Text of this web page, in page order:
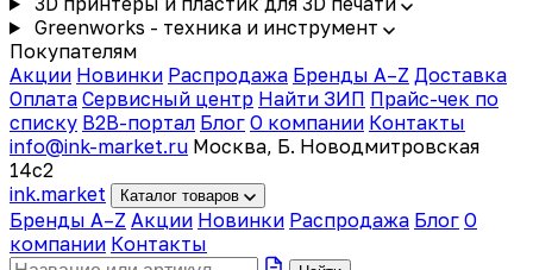
Greenworks - техника и инструмент
Покупателям
Акции Новинки Распродажа Бренды A–Z Доставка
Оплата Сервисный центр Найти ЗИП Прайс-чек по
списку B2B-портал Блог О компании Контакты
info@ink-market.ru Москва, Б. Новодмитровская
14с2
ink.market Каталог товаров
Бренды A–Z Акции Новинки Распродажа Блог О
компании Контакты